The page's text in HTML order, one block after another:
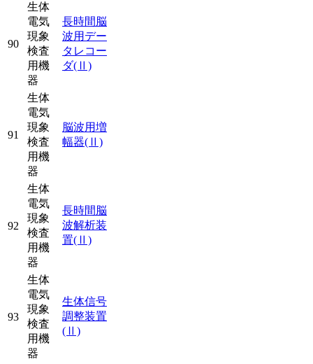
90
生体
電気
現象
検査
用機
器
長時間脳
波用デー
タレコー
ダ(Ⅱ)
91
生体
電気
現象
検査
用機
器
脳波用増
幅器(Ⅱ)
92
生体
電気
現象
検査
用機
器
長時間脳
波解析装
置(Ⅱ)
93
生体
電気
現象
検査
用機
器
生体信号
調整装置
(Ⅱ)